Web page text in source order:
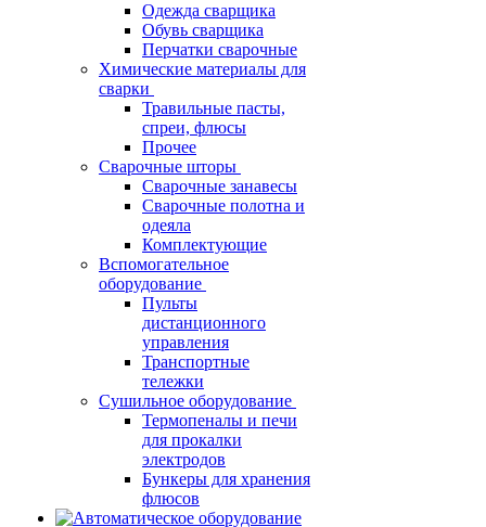
Одежда сварщика
Обувь сварщика
Перчатки сварочные
Химические материалы для
сварки
Травильные пасты,
спреи, флюсы
Прочее
Сварочные шторы
Сварочные занавесы
Сварочные полотна и
одеяла
Комплектующие
Вспомогательное
оборудование
Пульты
дистанционного
управления
Транспортные
тележки
Сушильное оборудование
Термопеналы и печи
для прокалки
электродов
Бункеры для хранения
флюсов